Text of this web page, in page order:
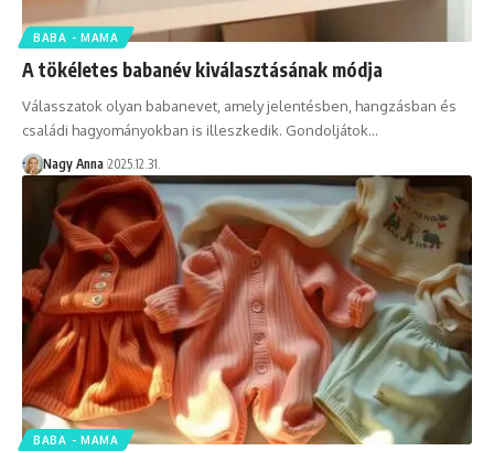
BABA - MAMA
A tökéletes babanév kiválasztásának módja
Válasszatok olyan babanevet, amely jelentésben, hangzásban és
családi hagyományokban is illeszkedik. Gondoljátok…
Nagy Anna 2025.12.31.
BABA - MAMA